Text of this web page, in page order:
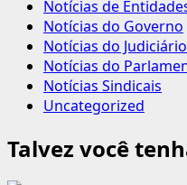
Notícias de
Notícias do Governo
Notícias do Judiciário
Notícias do
Notícias Sindicais
Uncategorized
Talvez você